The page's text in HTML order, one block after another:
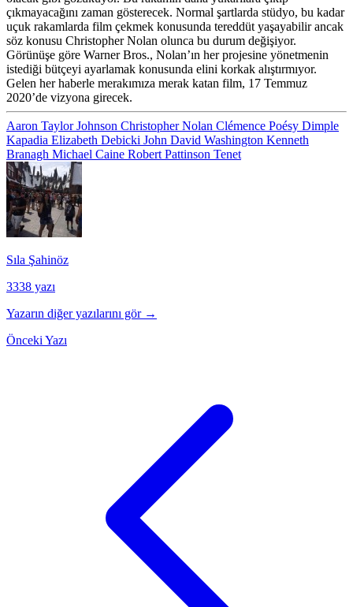
çıkmayacağını zaman gösterecek. Normal şartlarda stüdyo, bu kadar
uçuk rakamlarda film çekmek konusunda tereddüt yaşayabilir ancak
söz konusu Christopher Nolan olunca bu durum değişiyor.
Görünüşe göre Warner Bros., Nolan’ın her projesine yönetmenin
istediği bütçeyi ayarlamak konusunda elini korkak alıştırmıyor.
Gelen her haberle merakımıza merak katan film, 17 Temmuz
2020’de vizyona girecek.
Aaron Taylor Johnson Christopher Nolan Clémence Poésy Dimple
Kapadia Elizabeth Debicki John David Washington Kenneth
Branagh Michael Caine Robert Pattinson Tenet
Sıla Şahinöz
3338 yazı
Yazarın diğer yazılarını gör →
Önceki Yazı